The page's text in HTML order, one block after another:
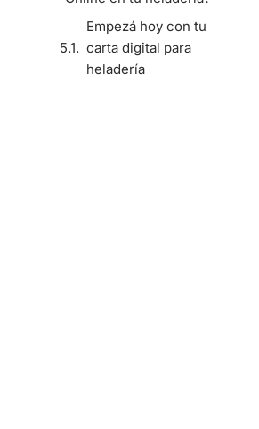
Empezá hoy con tu
carta digital para
heladería